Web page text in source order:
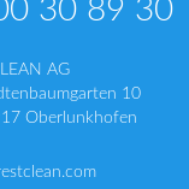
30 89 30
AG
10
Oberlunkhofen